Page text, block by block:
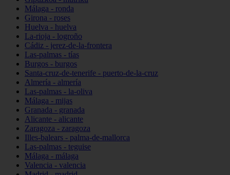
Málaga - ronda
Girona - roses
Huelva - huelva
La-rioja - logroño
Cádiz - jerez-de-la-frontera
Las-palmas - tías
Burgos - burgos
Santa-cruz-de-tenerife - puerto-de-la-cruz
Almería - almería
Las-palmas - la-oliva
Málaga - mijas
Granada - granada
Alicante - alicante
Zaragoza - zaragoza
Illes-balears - palma-de-mallorca
Las-palmas - teguise
Málaga - málaga
Valencia - valencia